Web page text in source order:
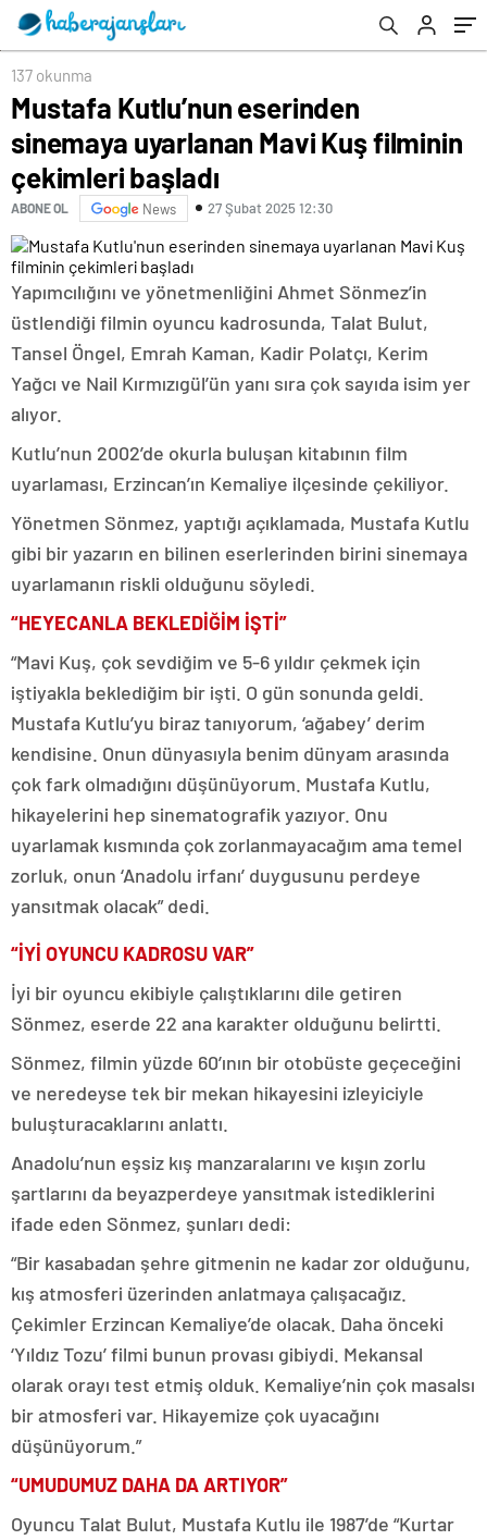
137 okunma
Mustafa Kutlu’nun eserinden
sinemaya uyarlanan Mavi Kuş filminin
çekimleri başladı
ABONE OL News 27 Şubat 2025 12:30
Yapımcılığını ve yönetmenliğini Ahmet Sönmez’in
üstlendiği filmin oyuncu kadrosunda, Talat Bulut,
Tansel Öngel, Emrah Kaman, Kadir Polatçı, Kerim
Yağcı ve Nail Kırmızıgül’ün yanı sıra çok sayıda isim yer
alıyor.
Kutlu’nun 2002’de okurla buluşan kitabının film
uyarlaması, Erzincan’ın Kemaliye ilçesinde çekiliyor.
Yönetmen Sönmez, yaptığı açıklamada, Mustafa Kutlu
gibi bir yazarın en bilinen eserlerinden birini sinemaya
uyarlamanın riskli olduğunu söyledi.
“HEYECANLA BEKLEDİĞİM İŞTİ”
“Mavi Kuş, çok sevdiğim ve 5-6 yıldır çekmek için
iştiyakla beklediğim bir işti. O gün sonunda geldi.
Mustafa Kutlu’yu biraz tanıyorum, ‘ağabey’ derim
kendisine. Onun dünyasıyla benim dünyam arasında
çok fark olmadığını düşünüyorum. Mustafa Kutlu,
hikayelerini hep sinematografik yazıyor. Onu
uyarlamak kısmında çok zorlanmayacağım ama temel
zorluk, onun ‘Anadolu irfanı’ duygusunu perdeye
yansıtmak olacak” dedi.
“İYİ OYUNCU KADROSU VAR”
İyi bir oyuncu ekibiyle çalıştıklarını dile getiren
Sönmez, eserde 22 ana karakter olduğunu belirtti.
Sönmez, filmin yüzde 60’ının bir otobüste geçeceğini
ve neredeyse tek bir mekan hikayesini izleyiciyle
buluşturacaklarını anlattı.
Anadolu’nun eşsiz kış manzaralarını ve kışın zorlu
şartlarını da beyazperdeye yansıtmak istediklerini
ifade eden Sönmez, şunları dedi:
“Bir kasabadan şehre gitmenin ne kadar zor olduğunu,
kış atmosferi üzerinden anlatmaya çalışacağız.
Çekimler Erzincan Kemaliye’de olacak. Daha önceki
‘Yıldız Tozu’ filmi bunun provası gibiydi. Mekansal
olarak orayı test etmiş olduk. Kemaliye’nin çok masalsı
bir atmosferi var. Hikayemize çok uyacağını
düşünüyorum.”
“UMUDUMUZ DAHA DA ARTIYOR”
Oyuncu Talat Bulut, Mustafa Kutlu ile 1987’de “Kurtar